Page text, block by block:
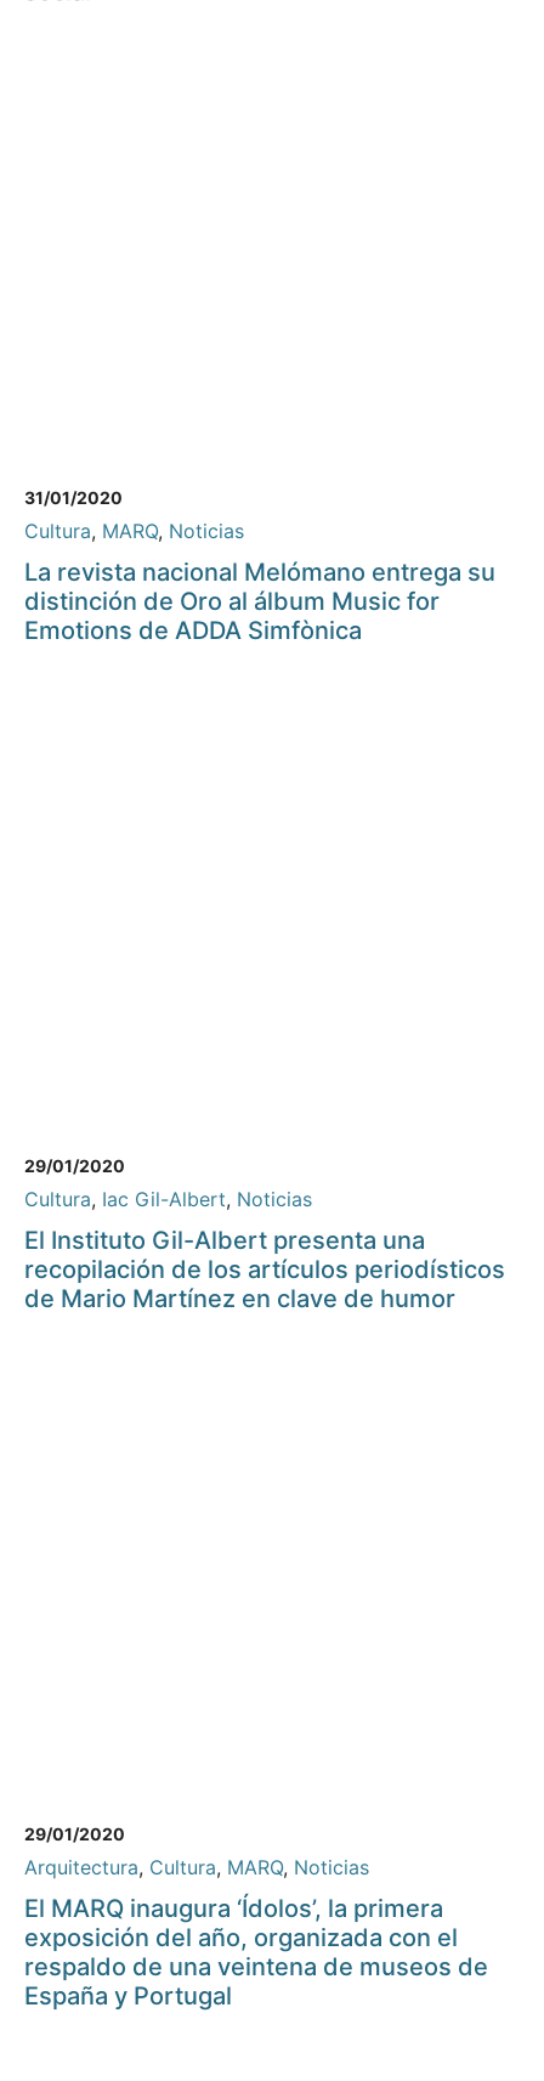
31/01/2020
Cultura, MARQ, Noticias
La revista nacional Melómano entrega su
distinción de Oro al álbum Music for
Emotions de ADDA Simfònica
29/01/2020
Cultura, Iac Gil-Albert, Noticias
El Instituto Gil-Albert presenta una
recopilación de los artículos periodísticos
de Mario Martínez en clave de humor
29/01/2020
Arquitectura, Cultura, MARQ, Noticias
El MARQ inaugura ‘Ídolos’, la primera
exposición del año, organizada con el
respaldo de una veintena de museos de
España y Portugal